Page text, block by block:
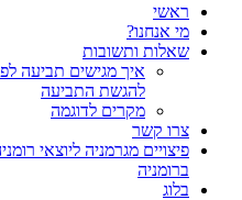
ראשי
מי אנחנו?
שאלות ותשובות
איך מגישים תביעה
להגשת התביעה
מקרים לדוגמה
צרו קשר
פיצויים מגרמניה ליוצאי
ברומניה
בלוג